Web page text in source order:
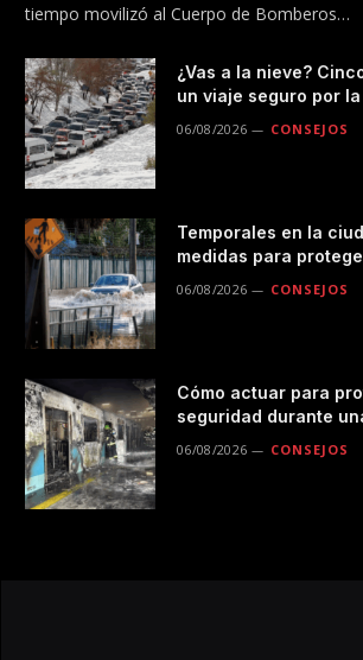
tiempo movilizó al Cuerpo de Bomberos…
¿Vas a la nieve?
un viaje seguro por
06/08/2026 CONSEJOS
Temporales en la
medidas para
06/08/2026 CONSEJOS
Cómo actuar para
seguridad durante
06/08/2026 CONSEJOS